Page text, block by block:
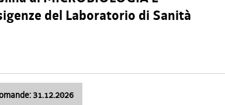
del Laboratorio di Sanità
31.12.2026